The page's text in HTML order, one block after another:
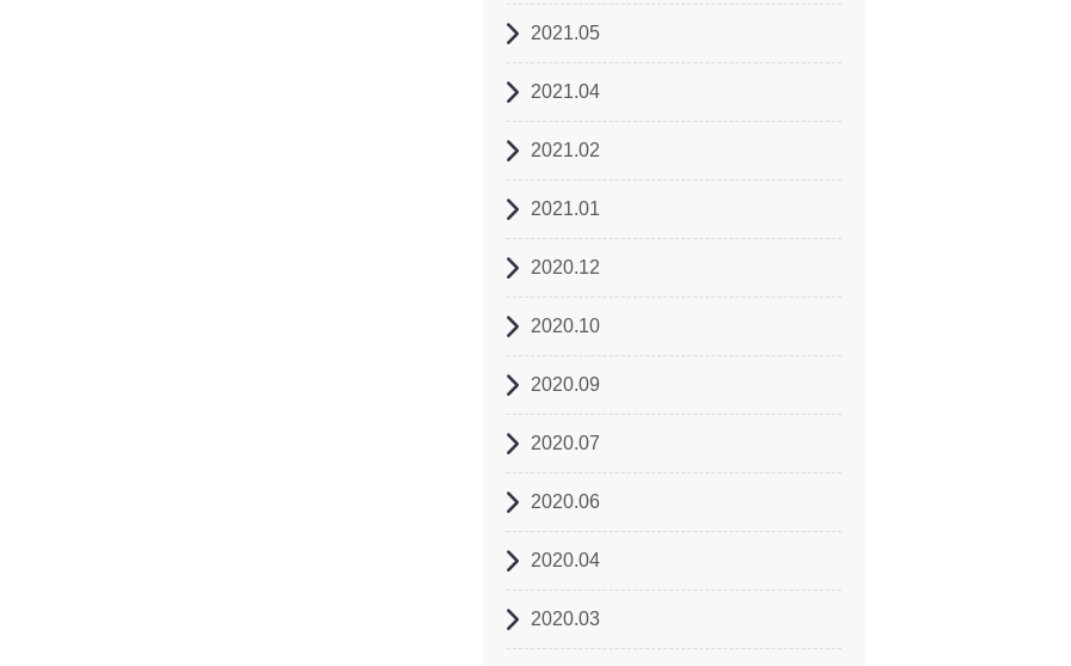
2021.05
2021.04
2021.02
2021.01
2020.12
2020.10
2020.09
2020.07
2020.06
2020.04
2020.03